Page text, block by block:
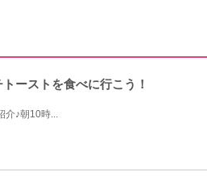
ーストを食べに行こう！
介♪朝10時...